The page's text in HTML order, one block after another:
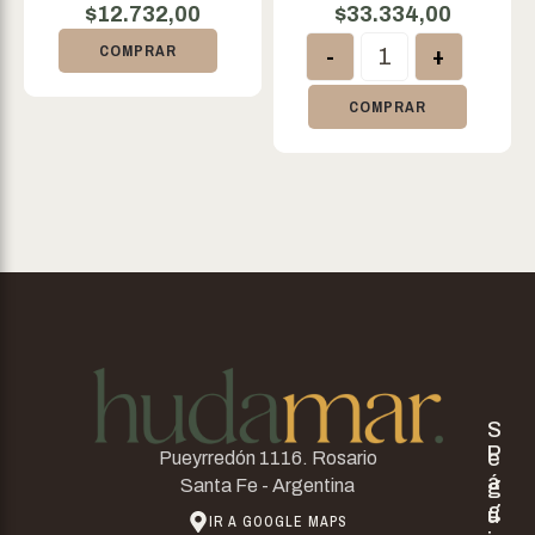
MELENA DE LEON X
50GR
$12.732,00
COMPRAR
$33.334,00
- +
COMPRAR
Pueyrredón 1116. Rosario
Santa Fe - Argentina
IR A GOOGLE MAPS
P
á
g
S
e
g
u